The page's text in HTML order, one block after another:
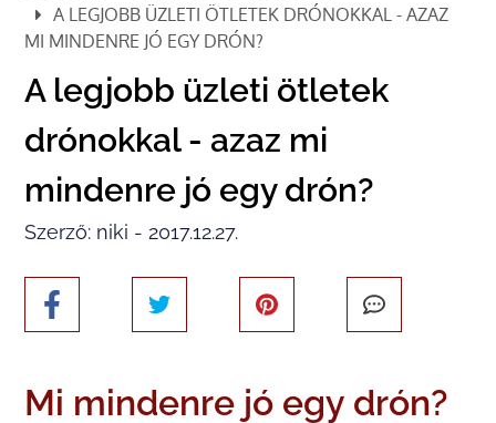
A LEGJOBB ÜZLETI ÖTLETEK DRÓNOKKAL - AZAZ
MI MINDENRE JÓ EGY DRÓN?
A legjobb üzleti ötletek
drónokkal - azaz mi
mindenre jó egy drón?
Szerző: niki - 2017.12.27.
Mi mindenre jó egy drón?